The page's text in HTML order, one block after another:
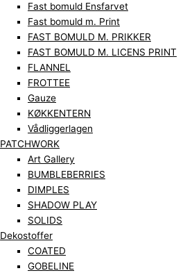
Fast bomuld Ensfarvet
Fast bomuld m. Print
FAST BOMULD M. PRIKKER
FAST BOMULD M. LICENS PRINT
FLANNEL
FROTTEE
Gauze
KØKKENTERN
Vådliggerlagen
PATCHWORK
Art Gallery
BUMBLEBERRIES
DIMPLES
SHADOW PLAY
SOLIDS
Dekostoffer
COATED
GOBELINE